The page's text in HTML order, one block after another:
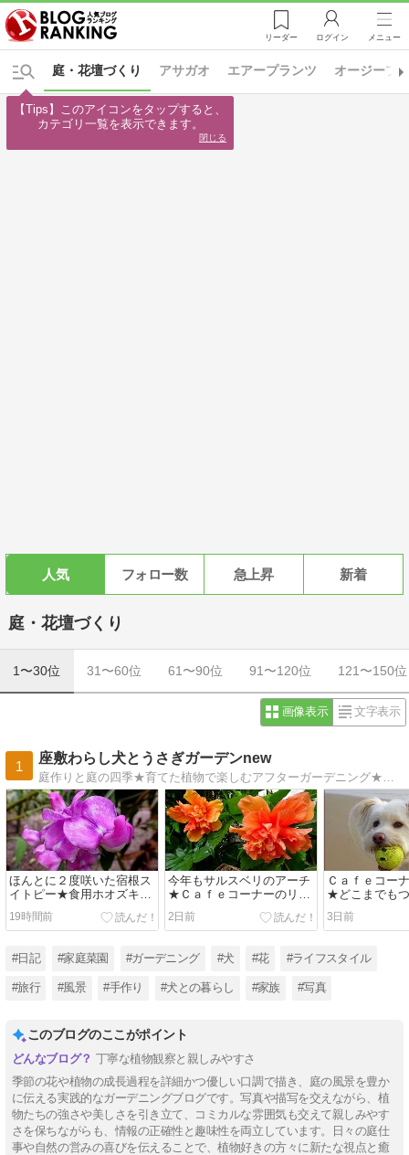
リーダー ログイン メニュー
アサガオ エアープランツ オージープ
庭・花壇づくり
人気 フォロー数 急上昇 新着
庭・花壇づくり
1〜30位 31〜60位 61〜90位 91〜120位 121〜150位
画像表示 文字表示
1
座敷わらし犬とうさぎガーデンnew
ほんとに２度咲いた宿根ス
イトピー★食用ホオズキ食
レポ
19時間前
今年もサルスベリのアーチ
★Ｃａｆｅコーナーのリニ
ューアル
2日前
Ｃａｆｅコー
★どこまでも
3日前
#日記 #家庭菜園 #ガーデニング #犬 #花 #ライフスタイル
#旅行 #風景 #手作り #犬との暮らし #家族 #写真
このブログのここがポイント
丁寧な植物観察と親しみやすさ
季節の花や植物の成長過程を詳細かつ優しい口調で描き、庭の風景を豊か
に伝える実践的なガーデニングブログです。写真や描写を交えながら、植
物たちの強さや美しさを引き立て、コミカルな雰囲気も交えて親しみやす
さを保ちながらも、情報の正確性と趣味性を両立しています。日々の庭仕
事や自然の営みの喜びを伝えることで、植物好きの方々に新たな視点と癒
【Tips】このアイコンをタップすると、
カテゴリ一覧を表示できます。
閉じる